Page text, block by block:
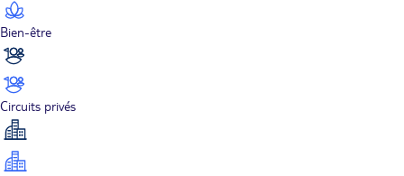
Bien-être
Circuits privés